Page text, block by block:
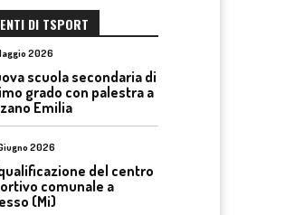
DI TSPORT
2026
scuola secondaria di
grado con palestra a
Emilia
2026
del centro
comunale a
(Mi)